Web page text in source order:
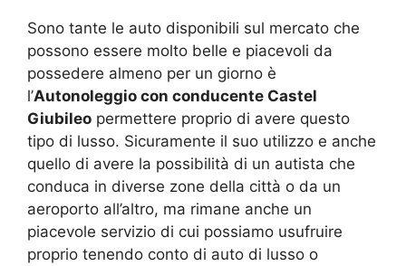
Sono tante le auto disponibili sul mercato che
possono essere molto belle e piacevoli da
possedere almeno per un giorno è
l’Autonoleggio con conducente Castel
Giubileo permettere proprio di avere questo
tipo di lusso. Sicuramente il suo utilizzo e anche
quello di avere la possibilità di un autista che
conduca in diverse zone della città o da un
aeroporto all’altro, ma rimane anche un
piacevole servizio di cui possiamo usufruire
proprio tenendo conto di auto di lusso o